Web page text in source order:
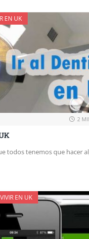
EN UK
2
todos tenemos que hacer
EN UK